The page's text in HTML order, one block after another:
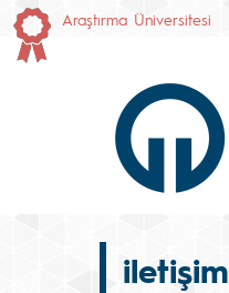
Araştırma Üniversitesi
iletişim